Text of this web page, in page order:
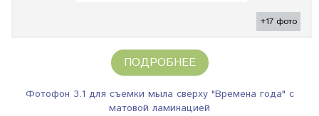
+17 фото
ПОДРОБНЕЕ
Фотофон 3.1 для съемки мыла сверху "Времена года" с
матовой ламинацией